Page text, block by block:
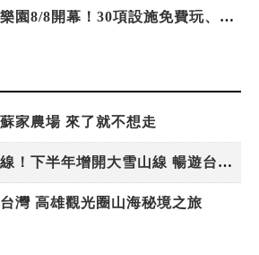
高雄最大親子遊樂園8/8開幕！30項設施免費玩、YOYO家族嗨翻暑假
家農場 來了就不想走
台灣好行／新路線！下半年增開大雪山線 暢遊台中更便利
灣 高雄觀光圈山海秘境之旅